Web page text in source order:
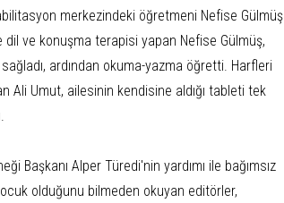
merkezindeki öğretmeni Nefise Gülmüş
dil ve konuşma terapisi yapan Nefise Gülmüş,
ardından okuma-yazma öğretti. Harfleri
Ali Umut, ailesinin kendisine aldığı tableti tek
Başkanı Alper Türedi'nin yardımı ile bağımsız
olduğunu bilmeden okuyan editörler,